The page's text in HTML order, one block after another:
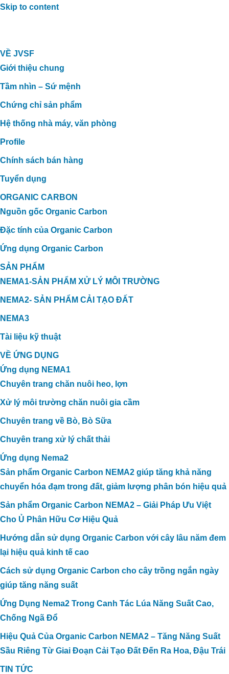
Skip to content
VỀ JVSF
Giới thiệu chung
Tầm nhìn – Sứ mệnh
Chứng chỉ sản phẩm
Hệ thống nhà máy, văn phòng
Profile
Chính sách bán hàng
Tuyển dụng
ORGANIC CARBON
Nguồn gốc Organic Carbon
Đặc tính của Organic Carbon
Ứng dụng Organic Carbon
SẢN PHẨM
NEMA1-SẢN PHẨM XỬ LÝ MÔI TRƯỜNG
NEMA2- SẢN PHẨM CẢI TẠO ĐẤT
NEMA3
Tài liệu kỹ thuật
VỀ ỨNG DỤNG
Ứng dụng NEMA1
Chuyên trang chăn nuôi heo, lợn
Xử lý môi trường chăn nuôi gia cầm
Chuyên trang về Bò, Bò Sữa
Chuyên trang xử lý chất thải
Ứng dụng Nema2
Sản phẩm Organic Carbon NEMA2 giúp tăng khả năng
chuyển hóa đạm trong đất, giảm lượng phân bón hiệu quả
Sản phẩm Organic Carbon NEMA2 – Giải Pháp Ưu Việt
Cho Ủ Phân Hữu Cơ Hiệu Quả
Hướng dẫn sử dụng Organic Carbon với cây lâu năm đem
lại hiệu quả kinh tế cao
Cách sử dụng Organic Carbon cho cây trồng ngắn ngày
giúp tăng năng suất
Ứng Dụng Nema2 Trong Canh Tác Lúa Năng Suất Cao,
Chống Ngã Đổ
Hiệu Quả Của Organic Carbon NEMA2 – Tăng Năng Suất
Sầu Riêng Từ Giai Đoạn Cải Tạo Đất Đến Ra Hoa, Đậu Trái
TIN TỨC